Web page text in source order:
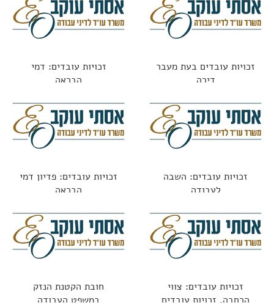
זכויות עובדים בעת מעבר
דירה
זכויות עובדים: דמי
הבראה
זכויות עובדים: השבה
לעבודה
זכויות עובדים: פדיון דמי
הבראה
זכויות עובדים: צווי
הרחבה, זכויות עובדים
חובת הקטנת הנזק
במשפט העבודה